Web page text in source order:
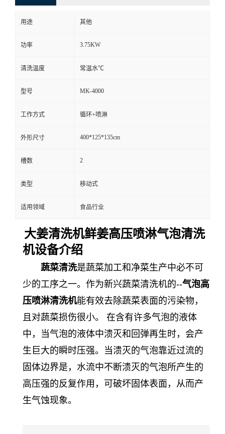
用途 其他
功率 3.75KW
清洗温度 常温水℃
型号 MK-4000
工作方式 循环+喷淋
外形尺寸 400*125*135cm
槽数 2
类型 移动式
适用领域 食品行业
大姜清洗机鲜姜高压喷淋气泡清洗
机设备介绍
蔬菜清洗是蔬菜加工和净菜生产中必不可
少的工序之一。作为新兴蔬菜清洗机的--气泡高
压喷淋清洗机能有效去除蔬菜表面的污染物，
且对蔬菜损伤很小。 在含有许多气泡的液体
中，当气泡的液体中溃灭和回弹再生时，会产
生巨大的瞬时压强。当溃灭的气泡靠近过流的
固体边界是，水流中不断溃灭的气泡所产生的
高压强的反复作用，可破坏固体表面，从而产
生气蚀现象。